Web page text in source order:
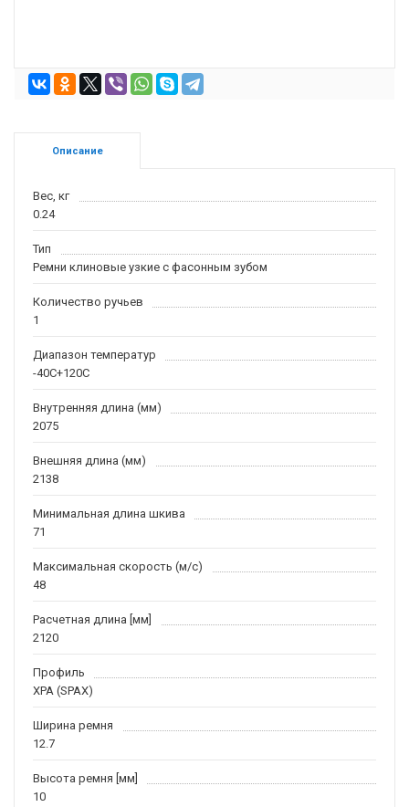
Описание
Вес, кг
0.24
Тип
Ремни клиновые узкие с фасонным зубом
Количество ручьев
1
Диапазон температур
-40С+120С
Внутренняя длина (мм)
2075
Внешняя длина (мм)
2138
Минимальная длина шкива
71
Максимальная скорость (м/c)
48
Расчетная длина [мм]
2120
Профиль
XPA (SPAX)
Ширина ремня
12.7
Высота ремня [мм]
10